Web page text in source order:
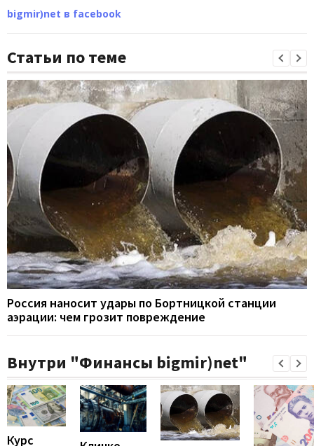
bigmir)net в facebook
Статьи по теме
Россия наносит удары по Бортницкой станции
аэрации: чем грозит повреждение
Внутри "Финансы bigmir)net"
Курс